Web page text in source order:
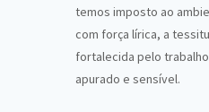
temos imposto ao
com força lírica, a
fortalecida pelo
apurado e sensível.